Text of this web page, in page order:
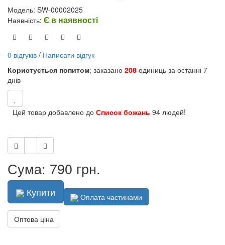
Модель: SW-00002025
Наявність: Є в наявності
0 відгуків / Написати відгук
Користується попитом; заказано 208 одиниць за останні 7
днів
Цей товар добавлено до Список божань 94 людей!
Сума: 790 грн.
Купити Оплата частинами
Оптова ціна